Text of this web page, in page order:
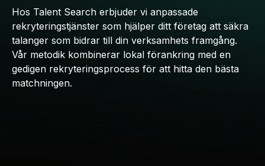
Hos Talent Search erbjuder vi anpassade
rekryteringstjänster som hjälper ditt företag att säkra
talanger som bidrar till din verksamhets framgång.
Vår metodik kombinerar lokal förankring med en
gedigen rekryteringsprocess för att hitta den bästa
matchningen.